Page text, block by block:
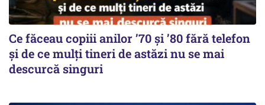
Ce făceau copiii anilor ’70 și ’80 fără telefon
și de ce mulți tineri de astăzi nu se mai
descurcă singuri